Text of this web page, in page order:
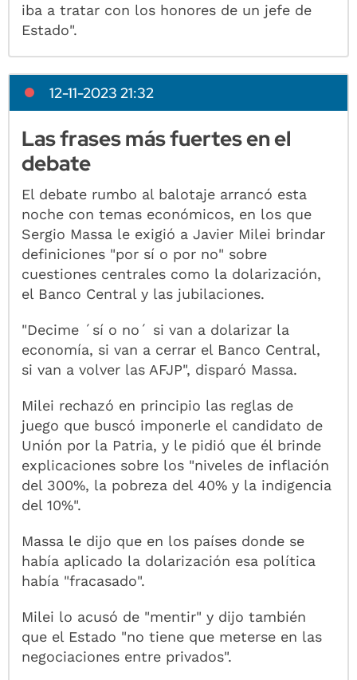
iba a tratar con los honores de un jefe de
Estado".
12-11-2023 21:32
Las frases más fuertes en el
debate
El debate rumbo al balotaje arrancó esta
noche con temas económicos, en los que
Sergio Massa le exigió a Javier Milei brindar
definiciones "por sí o por no" sobre
cuestiones centrales como la dolarización,
el Banco Central y las jubilaciones.
"Decime ´sí o no´ si van a dolarizar la
economía, si van a cerrar el Banco Central,
si van a volver las AFJP", disparó Massa.
Milei rechazó en principio las reglas de
juego que buscó imponerle el candidato de
Unión por la Patria, y le pidió que él brinde
explicaciones sobre los "niveles de inflación
del 300%, la pobreza del 40% y la indigencia
del 10%".
Massa le dijo que en los países donde se
había aplicado la dolarización esa política
había "fracasado".
Milei lo acusó de "mentir" y dijo también
que el Estado "no tiene que meterse en las
negociaciones entre privados".